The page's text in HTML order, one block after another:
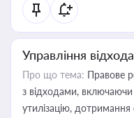
Управління
Про що тема: Правове
з відходами,
утилізацію, дотримання